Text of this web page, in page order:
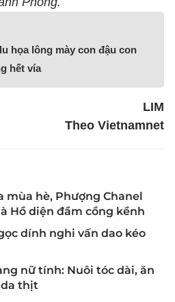
họa lông mày con đậu con
hết vía
LIM
Theo Vietnamnet
mùa hè, Phượng Chanel
Hồ diện đầm cồng kềnh
dính nghi vấn dao kéo
nữ tính: Nuôi tóc dài, ăn
da thịt